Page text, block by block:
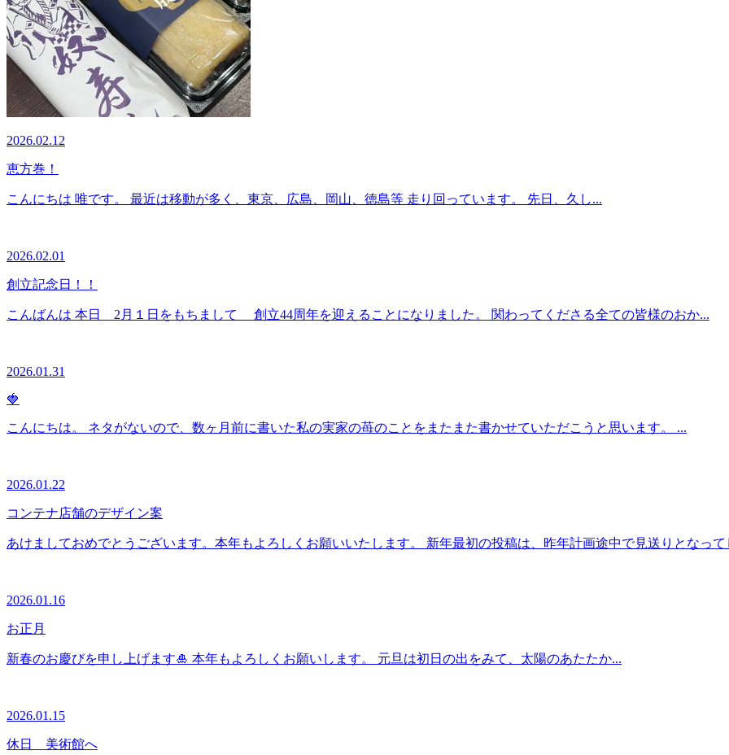
2026.02.12
恵方巻！
こんにちは 唯です。 最近は移動が多く、東京、広島、岡山、徳島等 走り回っています。 先日、久し...
2026.02.01
創立記念日！！
こんばんは 本日 2月１日をもちまして 創立44周年を迎えることになりました。 関わってくださる全ての皆様のおか...
2026.01.31
🍓
こんにちは。 ネタがないので、数ヶ月前に書いた私の実家の苺のことをまたまた書かせていただこうと思います。 ...
2026.01.22
コンテナ店舗のデザイン案
あけましておめでとうございます。本年もよろしくお願いいたします。 新年最初の投稿は、昨年計画途中で見送りとなって
2026.01.16
お正月
新春のお慶びを申し上げます🎍 本年もよろしくお願いします。 元旦は初日の出をみて、太陽のあたたか...
2026.01.15
休日 美術館へ